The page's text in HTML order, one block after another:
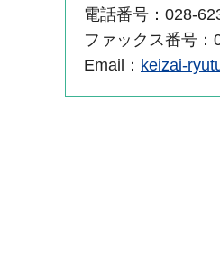
電話番号：028-
ファックス番号：
Email： keizai-